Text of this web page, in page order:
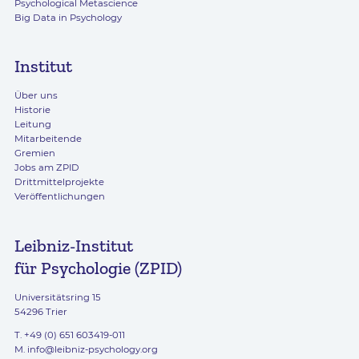
Psychological Metascience
Big Data in Psychology
Institut
Über uns
Historie
Leitung
Mitarbeitende
Gremien
Jobs am ZPID
Drittmittelprojekte
Veröffentlichungen
Leibniz-Institut
für Psychologie (ZPID)
Universitätsring 15
54296 Trier
T. +49 (0) 651 603419-011
M. info@leibniz-psychology.org